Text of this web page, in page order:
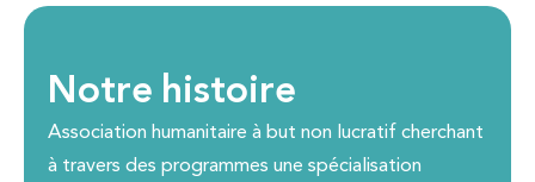
Notre histoire
Association humanitaire à but non lucratif cherchant
à travers des programmes une spécialisation